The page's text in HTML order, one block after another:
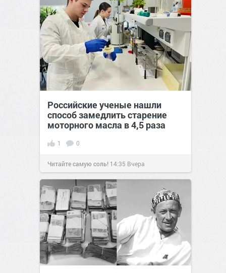
Российские ученые нашли
способ замедлить старение
моторного масла в 4,5 раза
1 0
Читайте самую соль! 14:35 Вчера